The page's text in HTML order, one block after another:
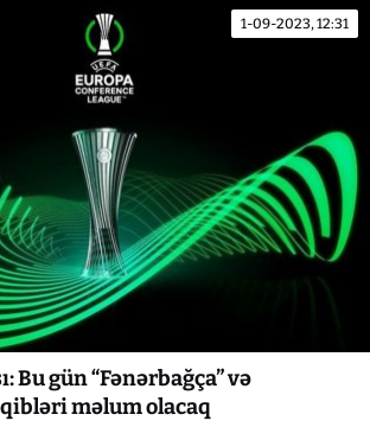
1-09-2023, 12:31
Bu gün “Fənərbağça” və
məlum olacaq